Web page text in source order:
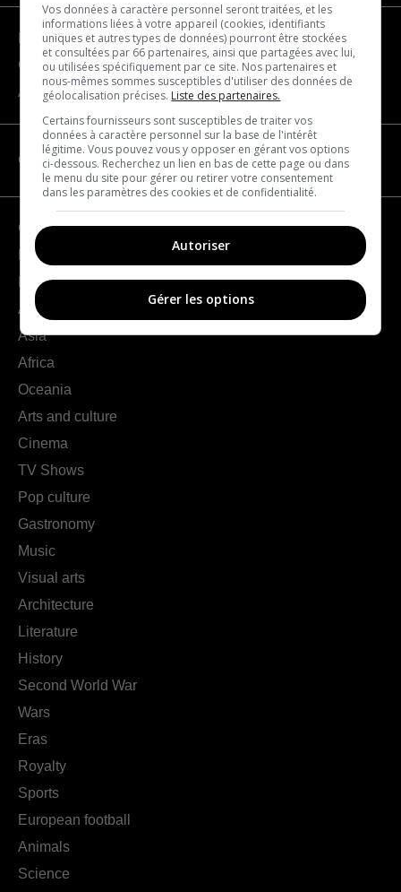
Become a partner
Contact us
About us
CATEGORIES
Geography
France
Europe
Americas
Asia
Africa
Oceania
Arts and culture
Cinema
TV Shows
Pop culture
Gastronomy
Music
Visual arts
Architecture
Literature
History
Second World War
Wars
Eras
Royalty
Sports
European football
Animals
Science
Vos données à caractère personnel seront traitées, et les
informations liées à votre appareil (cookies, identifiants
uniques et autres types de données) pourront être stockées
et consultées par 66 partenaires, ainsi que partagées avec lui,
ou utilisées spécifiquement par ce site. Nos partenaires et
nous-mêmes sommes susceptibles d'utiliser des données de
géolocalisation précises. Liste des partenaires.
Certains fournisseurs sont susceptibles de traiter vos
données à caractère personnel sur la base de l'intérêt
légitime. Vous pouvez vous y opposer en gérant vos options
ci-dessous. Recherchez un lien en bas de cette page ou dans
le menu du site pour gérer ou retirer votre consentement
dans les paramètres des cookies et de confidentialité.
Autoriser
Gérer les options